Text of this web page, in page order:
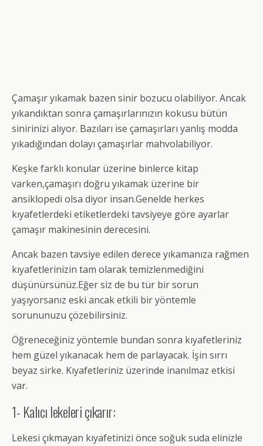
Çamaşır yıkamak bazen sinir bozucu olabiliyor. Ancak
yıkandıktan sonra çamaşırlarınızın kokusu bütün
sinirinizi alıyor. Bazıları ise çamaşırları yanlış modda
yıkadığından dolayı çamaşırlar mahvolabiliyor.
Keşke farklı konular üzerine binlerce kitap
varken,çamaşırı doğru yıkamak üzerine bir
ansiklopedi olsa diyor insan.Genelde herkes
kıyafetlerdeki etiketlerdeki tavsiyeye göre ayarlar
çamaşır makinesinin derecesini.
Ancak bazen tavsiye edilen derece yıkamanıza rağmen
kıyafetlerinizin tam olarak temizlenmediğini
düşünürsünüz.Eğer siz de bu tür bir sorun
yaşıyorsanız eski ancak etkili bir yöntemle
sorununuzu çözebilirsiniz.
Öğreneceğiniz yöntemle bundan sonra kıyafetleriniz
hem güzel yıkanacak hem de parlayacak. İşin sırrı
beyaz sirke. Kıyafetleriniz üzerinde inanılmaz etkisi
var.
1- Kalıcı lekeleri çıkarır:
Lekesi çıkmayan kıyafetinizi önce soğuk suda elinizle